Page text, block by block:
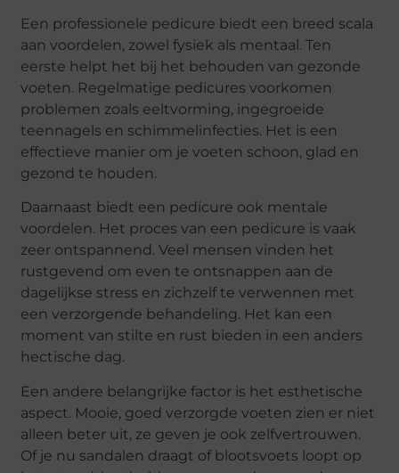
Een professionele pedicure biedt een breed scala
aan voordelen, zowel fysiek als mentaal. Ten
eerste helpt het bij het behouden van gezonde
voeten. Regelmatige pedicures voorkomen
problemen zoals eeltvorming, ingegroeide
teennagels en schimmelinfecties. Het is een
effectieve manier om je voeten schoon, glad en
gezond te houden.
Daarnaast biedt een pedicure ook mentale
voordelen. Het proces van een pedicure is vaak
zeer ontspannend. Veel mensen vinden het
rustgevend om even te ontsnappen aan de
dagelijkse stress en zichzelf te verwennen met
een verzorgende behandeling. Het kan een
moment van stilte en rust bieden in een anders
hectische dag.
Een andere belangrijke factor is het esthetische
aspect. Mooie, goed verzorgde voeten zien er niet
alleen beter uit, ze geven je ook zelfvertrouwen.
Of je nu sandalen draagt of blootsvoets loopt op